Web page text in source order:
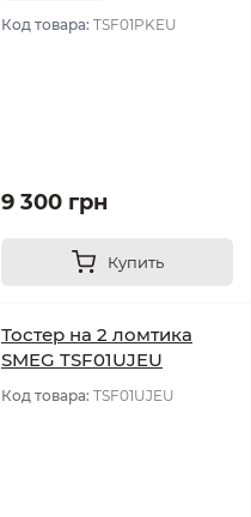
Код товара: TSF01PKEU
9 300 грн
Купить
Тостер на 2 ломтика
SMEG TSF01UJEU
Код товара: TSF01UJEU